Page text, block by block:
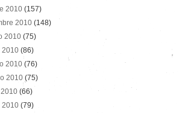
2010 (157)
2010 (148)
2010 (75)
2010 (86)
2010 (76)
2010 (75)
(66)
2010 (79)